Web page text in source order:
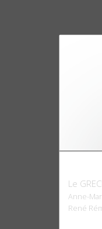
Le
Anne-
René